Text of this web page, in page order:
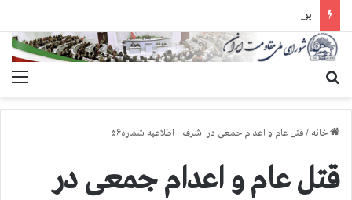
خانه /قتل عام و اعدام جمعی در اشرف – اطلاعیه شماره۵۶
قتل عام و اعدام جمعی در